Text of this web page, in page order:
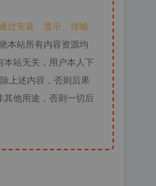
过安装、显示、传输
本站所有内容资源均
本站无关，用户本人下
上述内容，否则后果
其他用途，否则一切后